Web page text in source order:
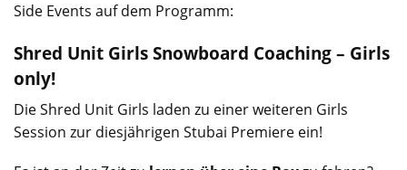
Side Events auf dem Programm:
Shred Unit Girls Snowboard Coaching – Girls
only!
Die Shred Unit Girls laden zu einer weiteren Girls
Session zur diesjährigen Stubai Premiere ein!